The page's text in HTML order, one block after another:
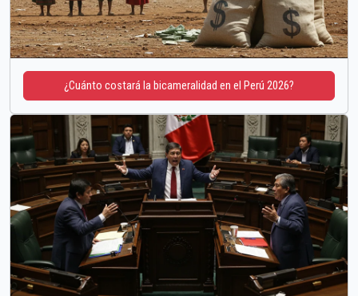
¿Cuánto costará la bicameralidad en el Perú 2026?